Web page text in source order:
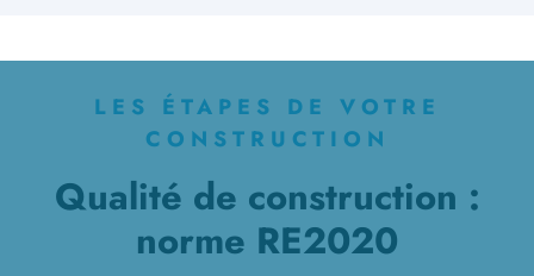
LES ÉTAPES DE VOTRE
CONSTRUCTION
Qualité de construction :
norme RE2020